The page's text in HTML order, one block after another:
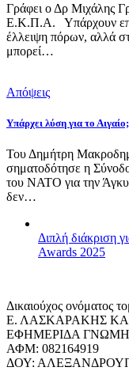
Γράφει ο Δρ Μιχάλης
Ε.Κ.Π.Α. Υπάρχουν
έλλειψη πόρων, αλλά
μπορεί…
Απόψεις
Υπάρχει λύση για το Αιγαίο;
Του Δημήτρη
σηματοδότησε η
του ΝΑΤΟ για την
δεν…
Διπλή
Awards 2025
Δικαιούχος ονόματος
Ε. ΛΑΣΚΑΡΑΚΗΣ
ΕΦΗΜΕΡΙΔΑ ΓΝΩΜΗ
ΑΦΜ: 082164919
ΔΟΥ: